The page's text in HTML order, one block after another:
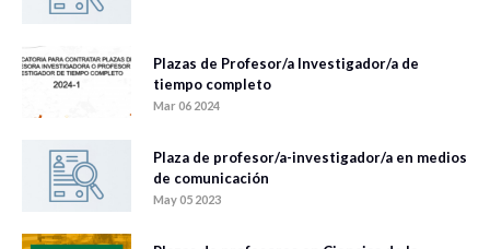
Plazas de Profesor/a Investigador/a de
tiempo completo
Mar 06 2024
Plaza de profesor/a-investigador/a en medios
de comunicación
May 05 2023